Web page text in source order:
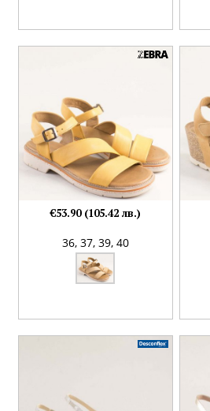
36, 37, 39, 40
€53.90 (105.42 лв.)